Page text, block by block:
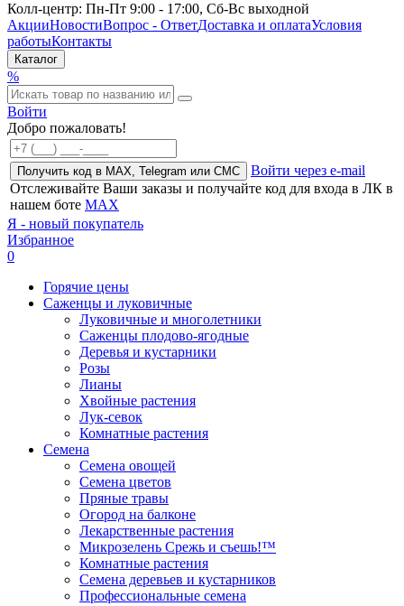
Колл-центр: Пн-Пт 9:00 - 17:00, Сб-Вс выходной
АкцииНовостиВопрос - ОтветДоставка и оплатаУсловия
работыКонтакты
Каталог
%
Войти
Добро пожаловать!
Получить код в MAX, Telegram или СМС
Войти через e-mail
Отслеживайте Ваши заказы и получайте код для входа в ЛК в
нашем боте MAX
Я - новый покупатель
Избранное
0
Горячие цены
Саженцы и луковичные
Луковичные и многолетники
Саженцы плодово-ягодные
Деревья и кустарники
Розы
Лианы
Хвойные растения
Лук-севок
Комнатные растения
Семена
Семена овощей
Семена цветов
Пряные травы
Огород на балконе
Лекарственные растения
Микрозелень Срежь и съешь!™
Комнатные растения
Семена деревьев и кустарников
Профессиональные семена